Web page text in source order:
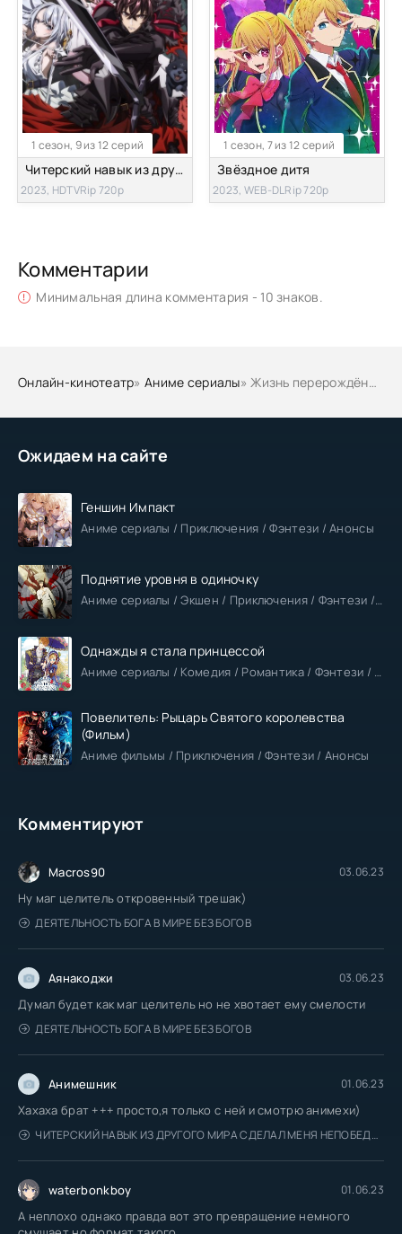
Ожидаем на сайте
Геншин Импакт
Аниме сериалы / Приключения / Фэнтези / Анонсы
Поднятие уровня в одиночку
Аниме сериалы / Экшен / Приключения / Фэнтези / Анонсы
Однажды я стала принцессой
Аниме сериалы / Комедия / Романтика / Фэнтези / Анонсы
Повелитель: Рыцарь Святого королевства
(Фильм)
Аниме фильмы / Приключения / Фэнтези / Анонсы
Комментируют
Macros90 03.06.23
Ну маг целитель откровенный трешак)
ДЕЯТЕЛЬНОСТЬ БОГА В МИРЕ БЕЗ БОГОВ
Аянакоджи 03.06.23
Думал будет как маг целитель но не хвотает ему смелости
ДЕЯТЕЛЬНОСТЬ БОГА В МИРЕ БЕЗ БОГОВ
Анимешник 01.06.23
Хахаха брат +++ просто,я только с ней и смотрю анимехи)
ЧИТЕРСКИЙ НАВЫК ИЗ ДРУГОГО МИРА СДЕЛАЛ МЕНЯ НЕПОБЕДИМЫМ В МОЁМ
waterbonkboy 01.06.23
А неплохо однако правда вот это превращение немного
1 сезон, 9 из 12 серий
Читерский навык из другого мира сделал меня непобедимым в моём
2023, HDTVRip 720p
1 сезон, 7 из 12 серий
Звёздное дитя
2023, WEB-DLRip 720p
Комментарии
Минимальная длина комментария - 10 знаков.
Онлайн-кинотеатр»Аниме сериалы» Жизнь перерождённого мудреца в другом мире